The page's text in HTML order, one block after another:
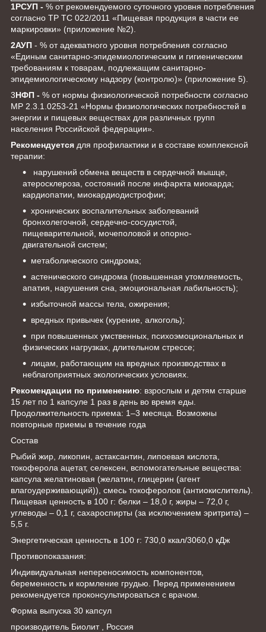
1РСУП - % от рекомендуемого суточного уровня потребления
согласно ТР ТС 022/2011 «Пищевая продукция в части ее
маркировки» (приложение №2).
2АУП - % от адекватного уровня потребления согласно
«Единым санитарно-эпидемиологическим и гигиеническим
требованиям к товарам, подлежащим санитарно-
эпидемиологическому надзору (контролю)» (приложение 5).
3НФП - % от нормы физиологической потребности согласно
МР 2.3.1.0253-21 «Нормы физиологических потребностей в
энергии и пищевых веществах для различных групп
населения Российской федерации».
Рекомендуется для профилактики и в составе комплексной
терапии:
нарушений обмена веществ в сердечной мышце,
атеросклероза, состояний после инфаркта миокарда;
кардиопатии, миокардиодистрофии;
хронических воспалительных заболеваний
бронхолегочной, сердечно-сосудистой,
пищеварительной, мочеполовой и опорно-
двигательной систем;
метаболического синдрома;
астенического синдрома (повышенная утомляемость,
апатия, нарушения сна, эмоциональная лабильность);
избыточной массы тела, ожирения;
вредных привычек (курение, алкоголь);
при повышенных умственных, психоэмоциональных и
физических нагрузках, длительном стрессе;
лицам, работающим на вредных производствах в
неблагоприятных экологических условиях.
Рекомендации по применению: взрослым и детям старше
15 лет по 1 капсуле 1 раз в день во время еды.
Продолжительность приема: 1–3 месяца. Возможны
повторные приемы в течение года
Состав
Рыбий жир, ликопин, астаксантин, липоевая кислота,
токоферола ацетат, селексен, вспомогательные вещества:
капсула желатиновая (желатин, глицерин (агент
влагоудерживающий)), смесь токоферолов (антиокислитель).
Пищевая ценность в 100 г: белки – 18,0 г, жиры – 72,0 г,
углеводы – 0,1 г, сахароспирты (за исключением эритрита) –
5,5 г.
Энергетическая ценность в 100 г: 730,0 ккал/3060,0 кДж
Противопоказания:
Индивидуальная непереносимость компонентов,
беременность и кормление грудью. Перед применением
рекомендуется проконсультироваться с врачом.
Форма выпуска 30 капсул
производитель Биолит , Россия